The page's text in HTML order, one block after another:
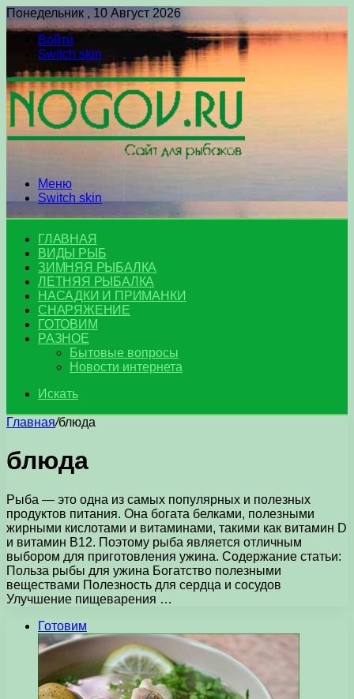
Понедельник , 10 Август 2026
Войти
Switch skin
Меню
Switch skin
ГЛАВНАЯ
ВИДЫ РЫБ
ЗИМНЯЯ РЫБАЛКА
ЛЕТНЯЯ РЫБАЛКА
НАСАДКИ И ПРИМАНКИ
СНАРЯЖЕНИЕ
ГОТОВИМ
РАЗНОЕ
Бытовые вопросы
Новости интернета
Искать
Главная/блюда
блюда
Рыба — это одна из самых популярных и полезных
продуктов питания. Она богата белками, полезными
жирными кислотами и витаминами, такими как витамин D
и витамин B12. Поэтому рыба является отличным
выбором для приготовления ужина. Содержание статьи:
Польза рыбы для ужина Богатство полезными
веществами Полезность для сердца и сосудов
Улучшение пищеварения …
Готовим